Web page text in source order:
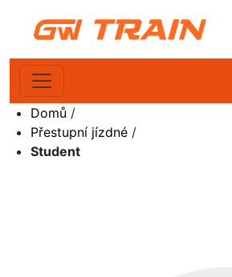
Domů /
Přestupní jízdné /
Student